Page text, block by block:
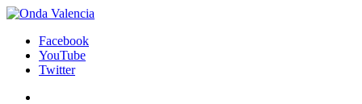
Facebook
YouTube
Twitter